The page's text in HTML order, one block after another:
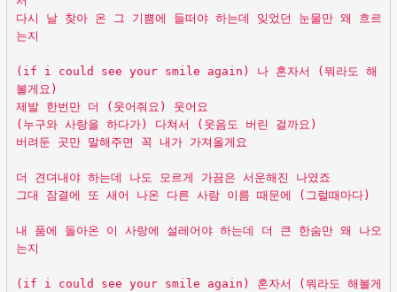
다시 날 찾아 온 그 기쁨에 들떠야 하는데 잊었던 눈물만 왜 흐르
는지
(if i could see your smile again) 나 혼자서 (뭐라도 해
볼게요)
제발 한번만 더 (웃어줘요) 웃어요
(누구와 사랑을 하다가) 다쳐서 (웃음도 버린 걸까요)
버려둔 곳만 말해주면 꼭 내가 가져올게요
더 견뎌내야 하는데 나도 모르게 가끔은 서운해진 나였죠
그대 잠결에 또 새어 나온 다른 사람 이름 때문에 (그럴때마다)
내 품에 돌아온 이 사랑에 설레어야 하는데 더 큰 한숨만 왜 나오
는지
(if i could see your smile again) 혼자서 (뭐라도 해볼게